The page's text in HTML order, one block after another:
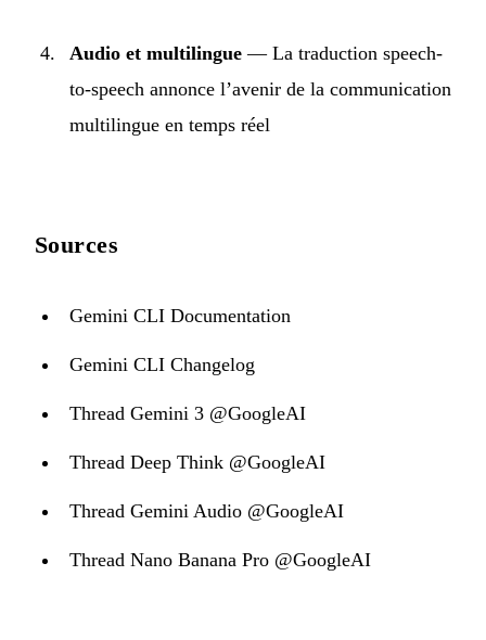
Audio et multilingue — La traduction speech-
to-speech annonce l’avenir de la communication
multilingue en temps réel
Sources
Gemini CLI Documentation
Gemini CLI Changelog
Thread Gemini 3 @GoogleAI
Thread Deep Think @GoogleAI
Thread Gemini Audio @GoogleAI
Thread Nano Banana Pro @GoogleAI